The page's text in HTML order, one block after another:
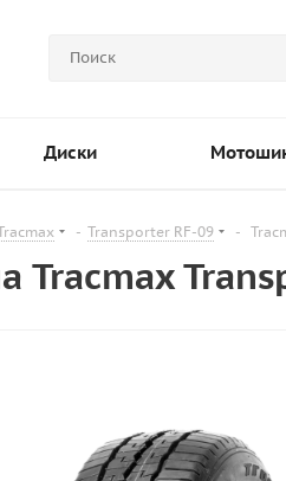
Диски
- Transporter RF-09 -
Tracmax